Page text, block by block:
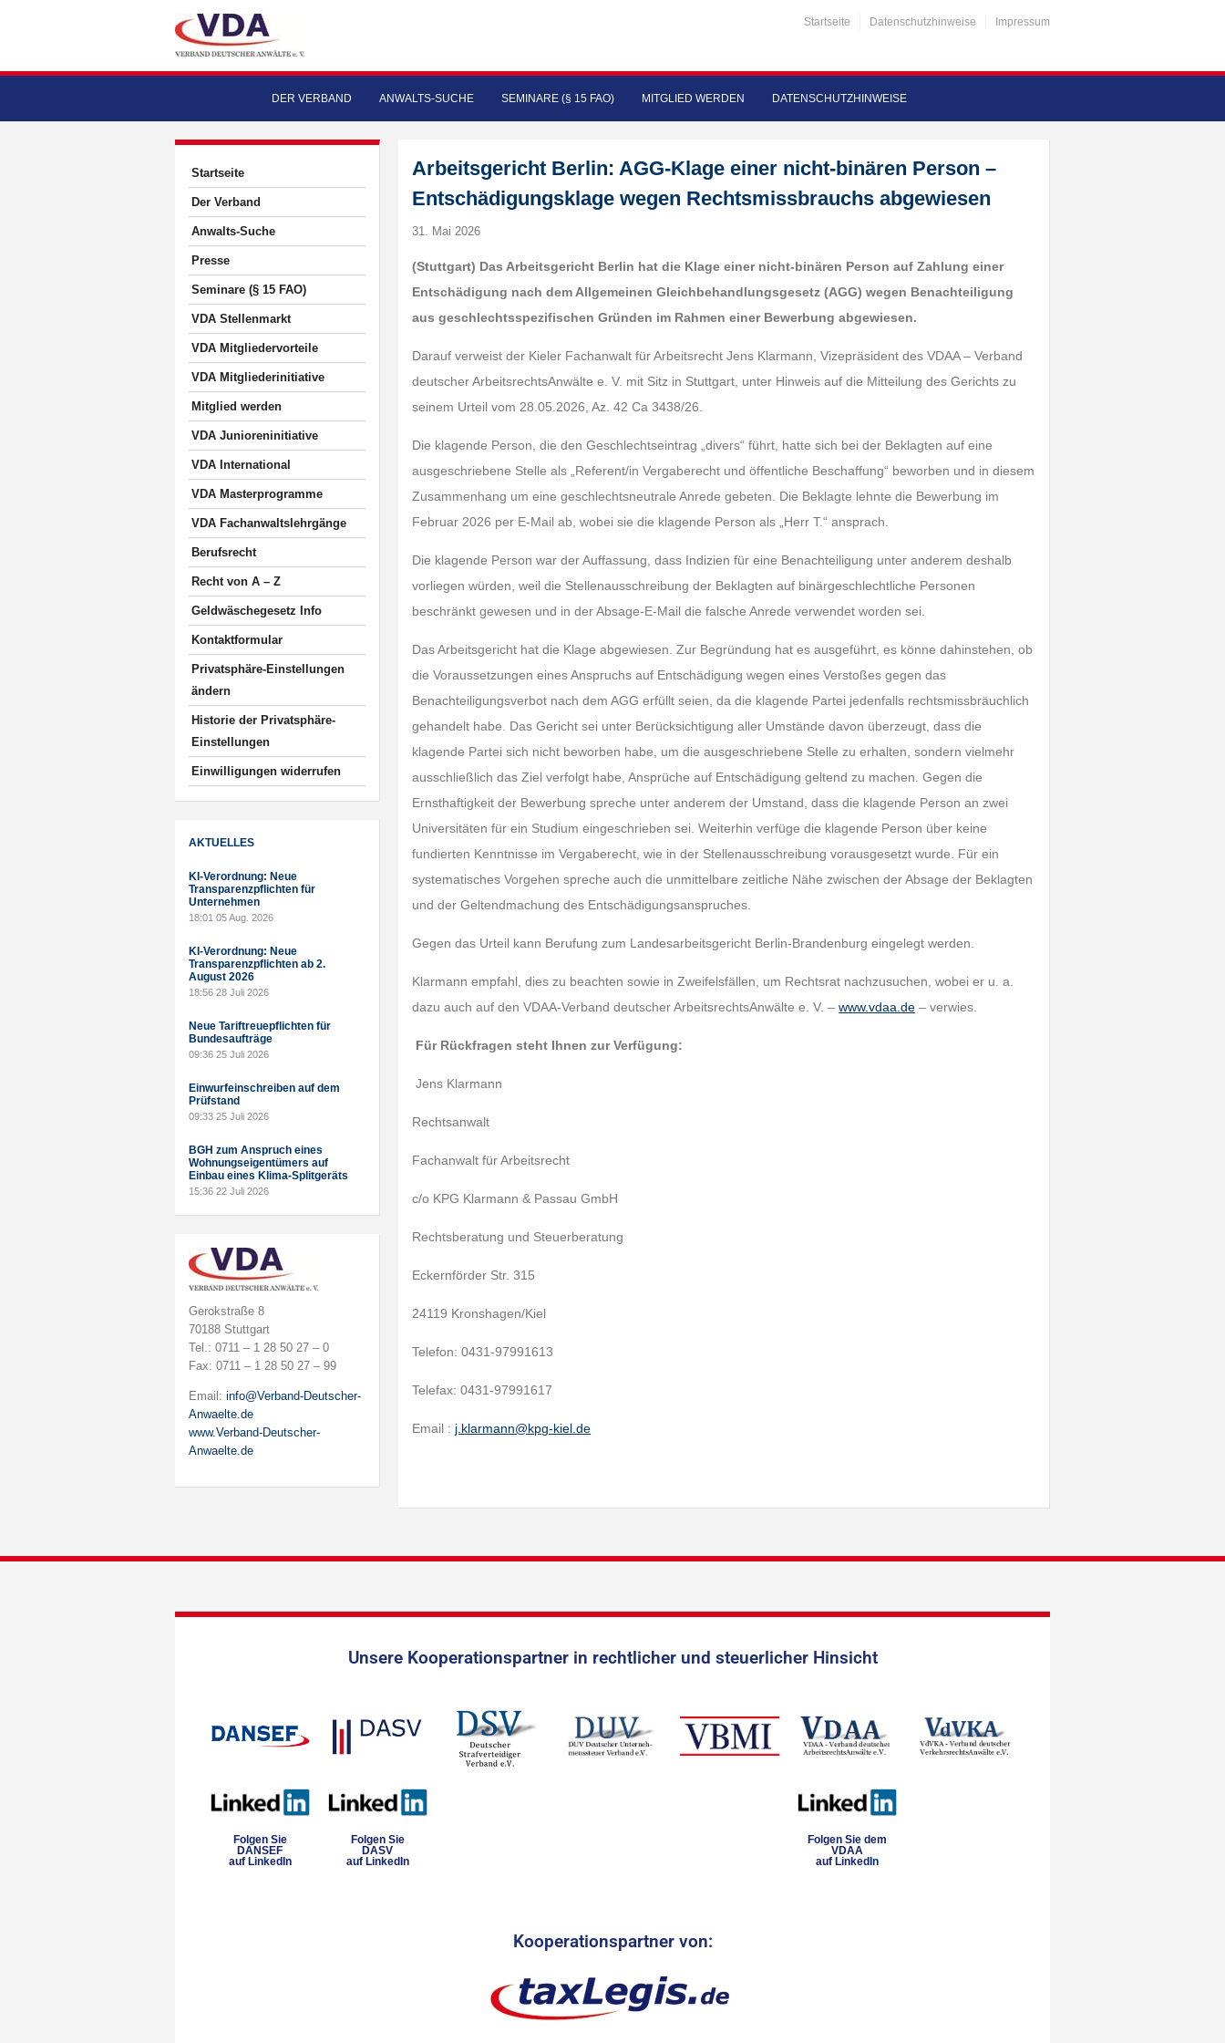
Startseite Datenschutzhinweise Impressum
DER VERBAND ANWALTS-SUCHE SEMINARE (§ 15 FAO) MITGLIED WERDEN DATENSCHUTZHINWEISE
Startseite
Der Verband
Anwalts-Suche
Presse
Seminare (§ 15 FAO)
VDA Stellenmarkt
VDA Mitgliedervorteile
VDA Mitgliederinitiative
Mitglied werden
VDA Junioreninitiative
VDA International
VDA Masterprogramme
VDA Fachanwaltslehrgänge
Berufsrecht
Recht von A – Z
Geldwäschegesetz Info
Kontaktformular
Privatsphäre-Einstellungen
ändern
Historie der Privatsphäre-
Einstellungen
Einwilligungen widerrufen
AKTUELLES
KI-Verordnung: Neue
Transparenzpflichten für
Unternehmen
18:01 05 Aug. 2026
KI-Verordnung: Neue
Transparenzpflichten ab 2.
August 2026
18:56 28 Juli 2026
Neue Tariftreuepflichten für
Bundesaufträge
09:36 25 Juli 2026
Einwurfeinschreiben auf dem
Prüfstand
09:33 25 Juli 2026
BGH zum Anspruch eines
Wohnungseigentümers auf
Einbau eines Klima-Splitgeräts
15:36 22 Juli 2026
Gerokstraße 8
70188 Stuttgart
Tel.: 0711 – 1 28 50 27 – 0
Fax: 0711 – 1 28 50 27 – 99
Email: info@Verband-Deutscher-
Anwaelte.de
www.Verband-Deutscher-
Anwaelte.de
Arbeitsgericht Berlin: AGG-Klage einer nicht-binären Person –
Entschädigungsklage wegen Rechtsmissbrauchs abgewiesen
31. Mai 2026
(Stuttgart) Das Arbeitsgericht Berlin hat die Klage einer nicht-binären Person auf Zahlung einer
Entschädigung nach dem Allgemeinen Gleichbehandlungsgesetz (AGG) wegen Benachteiligung
aus geschlechtsspezifischen Gründen im Rahmen einer Bewerbung abgewiesen.
Darauf verweist der Kieler Fachanwalt für Arbeitsrecht Jens Klarmann, Vizepräsident des VDAA – Verband
deutscher ArbeitsrechtsAnwälte e. V. mit Sitz in Stuttgart, unter Hinweis auf die Mitteilung des Gerichts zu
seinem Urteil vom 28.05.2026, Az. 42 Ca 3438/26.
Die klagende Person, die den Geschlechtseintrag „divers“ führt, hatte sich bei der Beklagten auf eine
ausgeschriebene Stelle als „Referent/in Vergaberecht und öffentliche Beschaffung“ beworben und in diesem
Zusammenhang um eine geschlechtsneutrale Anrede gebeten. Die Beklagte lehnte die Bewerbung im
Februar 2026 per E-Mail ab, wobei sie die klagende Person als „Herr T.“ ansprach.
Die klagende Person war der Auffassung, dass Indizien für eine Benachteiligung unter anderem deshalb
vorliegen würden, weil die Stellenausschreibung der Beklagten auf binärgeschlechtliche Personen
beschränkt gewesen und in der Absage-E-Mail die falsche Anrede verwendet worden sei.
Das Arbeitsgericht hat die Klage abgewiesen. Zur Begründung hat es ausgeführt, es könne dahinstehen, ob
die Voraussetzungen eines Anspruchs auf Entschädigung wegen eines Verstoßes gegen das
Benachteiligungsverbot nach dem AGG erfüllt seien, da die klagende Partei jedenfalls rechtsmissbräuchlich
gehandelt habe. Das Gericht sei unter Berücksichtigung aller Umstände davon überzeugt, dass die
klagende Partei sich nicht beworben habe, um die ausgeschriebene Stelle zu erhalten, sondern vielmehr
ausschließlich das Ziel verfolgt habe, Ansprüche auf Entschädigung geltend zu machen. Gegen die
Ernsthaftigkeit der Bewerbung spreche unter anderem der Umstand, dass die klagende Person an zwei
Universitäten für ein Studium eingeschrieben sei. Weiterhin verfüge die klagende Person über keine
fundierten Kenntnisse im Vergaberecht, wie in der Stellenausschreibung vorausgesetzt wurde. Für ein
systematisches Vorgehen spreche auch die unmittelbare zeitliche Nähe zwischen der Absage der Beklagten
und der Geltendmachung des Entschädigungsanspruches.
Gegen das Urteil kann Berufung zum Landesarbeitsgericht Berlin-Brandenburg eingelegt werden.
Klarmann empfahl, dies zu beachten sowie in Zweifelsfällen, um Rechtsrat nachzusuchen, wobei er u. a.
dazu auch auf den VDAA-Verband deutscher ArbeitsrechtsAnwälte e. V. –www.vdaa.de – verwies.
Für Rückfragen steht Ihnen zur Verfügung:
Jens Klarmann
Rechtsanwalt
Fachanwalt für Arbeitsrecht
c/o KPG Klarmann & Passau GmbH
Rechtsberatung und Steuerberatung
Eckernförder Str. 315
24119 Kronshagen/Kiel
Telefon: 0431-97991613
Telefax: 0431-97991617
Email : j.klarmann@kpg-kiel.de
Unsere Kooperationspartner in rechtlicher und steuerlicher Hinsicht
Folgen Sie
DANSEF
auf LinkedIn
Folgen Sie
DASV
auf LinkedIn
Folgen Sie dem
VDAA
auf LinkedIn
Kooperationspartner von: